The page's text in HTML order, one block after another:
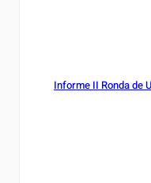
Informe II Ronda de